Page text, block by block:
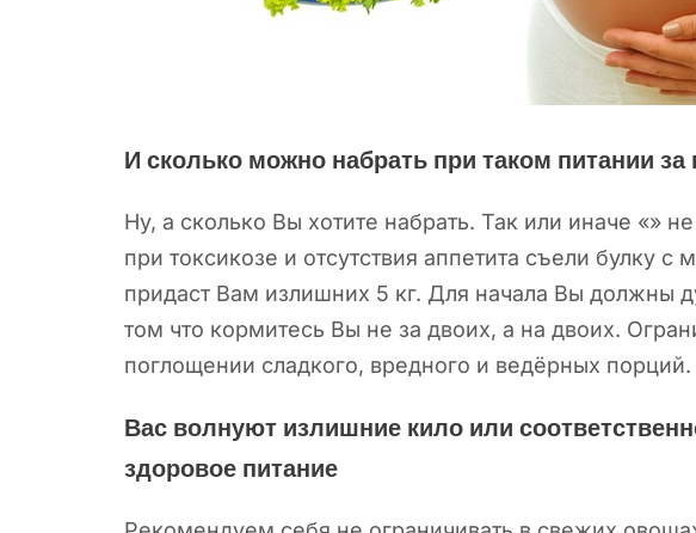
И сколько можно набрать при таком питании
Ну, а сколько Вы хотите набрать. Так или иначе «»
при токсикозе и отсутствия аппетита съели булку с
придаст Вам излишних 5 кг. Для начала Вы должны
том что кормитесь Вы не за двоих, а на двоих.
поглощении сладкого, вредного и ведёрных
Вас волнуют излишние кило или
здоровое питание